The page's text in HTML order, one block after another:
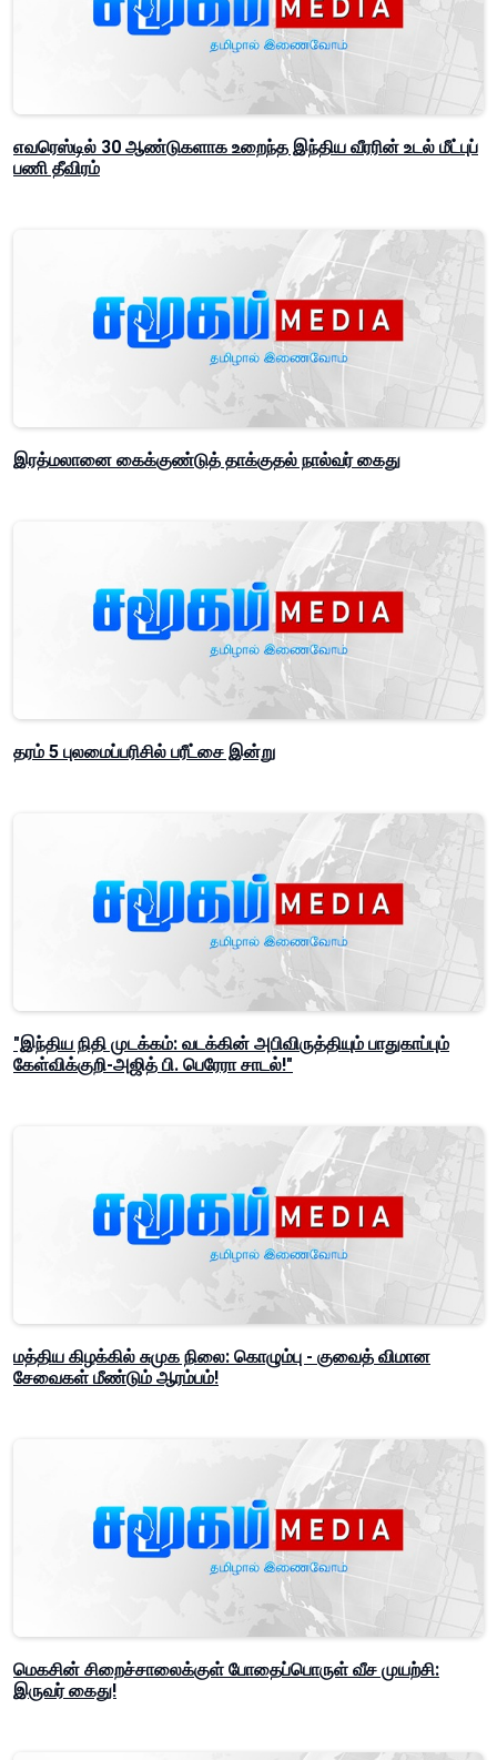
எவரெஸ்டில் 30 ஆண்டுகளாக உறைந்த இந்திய வீரரின் உடல் மீட்புப்
பணி தீவிரம்
இரத்மலானை கைக்குண்டுத் தாக்குதல் நால்வர் கைது
தரம் 5 புலமைப்பரிசில் பரீட்சை இன்று
"இந்திய நிதி முடக்கம்: வடக்கின் அபிவிருத்தியும் பாதுகாப்பும்
கேள்விக்குறி-அஜித் பி. பெரேரா சாடல்!"
மத்திய கிழக்கில் சுமுக நிலை: கொழும்பு - குவைத் விமான
சேவைகள் மீண்டும் ஆரம்பம்!
மெகசின் சிறைச்சாலைக்குள் போதைப்பொருள் வீச முயற்சி:
இருவர் கைது!